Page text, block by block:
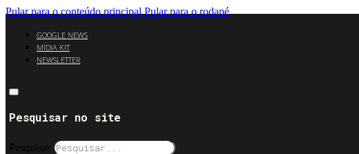
Pular para o conteúdo principal Pular para o rodapé
GOOGLE NEWS
MÍDIA KIT
NEWSLETTER
Pesquisar no site
Pesquisar